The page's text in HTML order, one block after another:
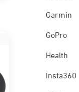
Garmin
GoPro
Health
Insta360